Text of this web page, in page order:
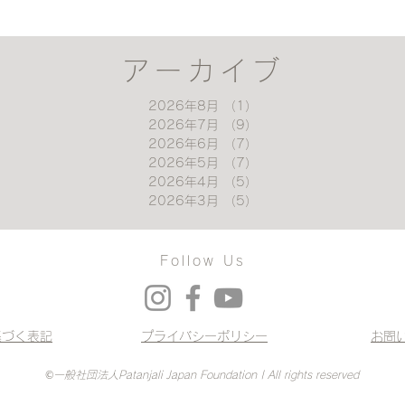
アーカイブ
2026年8月 （1）
2026年7月
（9）
2026年6月
（7）
2026年5月
（7）
2026年4月
（5）
2026年3月
（5）
Follow Us
く表記 プライバシーポリシー お問
©一般社団法人Patanjali Japan Foundation | All rights reserved